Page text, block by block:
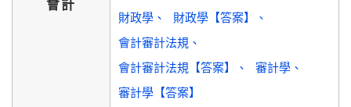
會計
財政學
財政學【答案】
會計審計法規
會計審計法規【答案】
審計學
審計學【答案】